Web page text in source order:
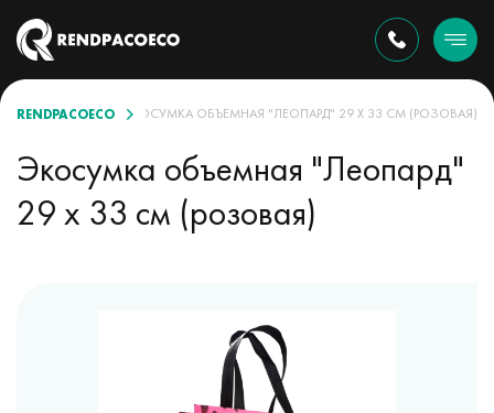
RENDPACOECO ЭКОСУМКА ОБЪЕМНАЯ "ЛЕОПАРД" 29 Х 33 СМ (РОЗОВАЯ)
Экосумка объемная "Леопард"
29 х 33 см (розовая)